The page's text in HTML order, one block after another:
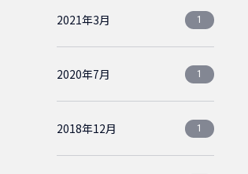
2021年3月 1
2020年7月 1
2018年12月 1